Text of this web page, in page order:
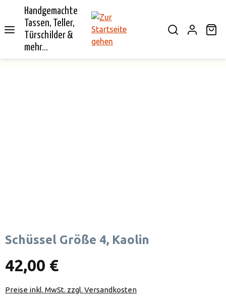
springen
Handgemachte
Tassen, Teller,
Türschilder &
mehr...
Schüssel Größe 4, Kaolin
42,00 €
Preise inkl. MwSt. zzgl. Versandkosten